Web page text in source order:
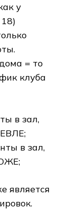
у
= то
клуба
в зал,
в зал,
является